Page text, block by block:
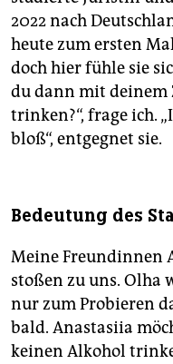
2022 nach
heute zum ersten
doch hier fühle sie
du dann mit deinem
trinken?“, frage ich.
bloß“, entgegnet sie.
Bedeutung des
Meine Freundinnen
stoßen zu uns. Olha
nur zum Probieren
bald. Anastasiia
keinen Alkohol